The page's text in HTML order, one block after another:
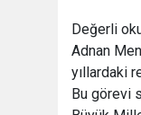
Değerli
Adnan
yıllardaki
Bu görevi